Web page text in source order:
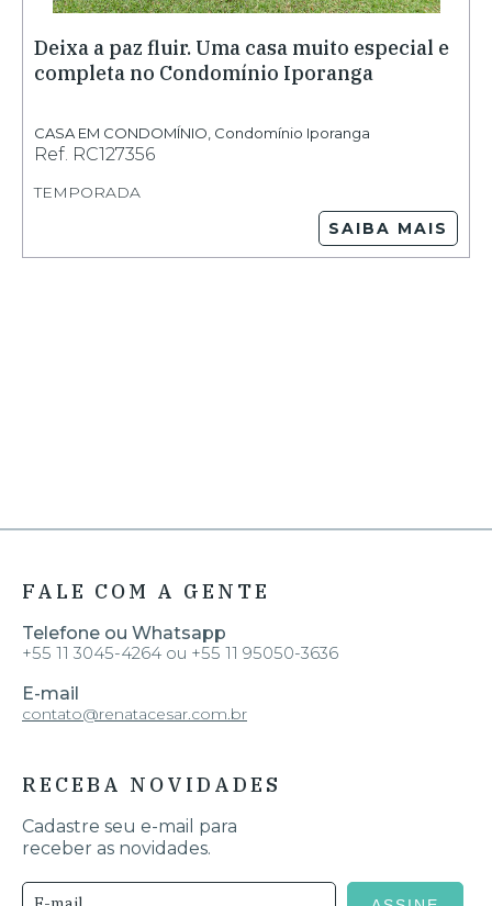
Deixa a paz fluir. Uma casa muito especial e
completa no Condomínio Iporanga
CASA EM CONDOMÍNIO Condomínio Iporanga
Ref. RC127356
TEMPORADA
SAIBA MAIS
FALE COM A GENTE
Telefone ou Whatsapp
+55 11 3045-4264 ou +55 11 95050-3636
E-mail
contato@renatacesar.com.br
RECEBA NOVIDADES
Cadastre seu e-mail para
receber as novidades.